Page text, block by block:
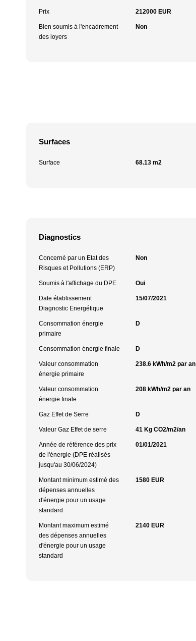
Prix 212000 EUR
Bien soumis à l'encadrement
des loyers
Non
Surfaces
Surface 68.13 m2
Diagnostics
Concerné par un Etat des
Risques et Pollutions (ERP)
Non
Soumis à l'affichage du DPE Oui
Date établissement
Diagnostic Energétique
15/07/2021
Consommation énergie
primaire
D
Consommation énergie finale D
Valeur consommation
énergie primaire
238.6 kWh/m2 par an
Valeur consommation
énergie finale
208 kWh/m2 par an
Gaz Effet de Serre D
Valeur Gaz Effet de serre 41 Kg CO2/m2/an
Année de référence des prix
de l'énergie (DPE réalisés
jusqu'au 30/06/2024)
01/01/2021
Montant minimum estimé des
dépenses annuelles
d'énergie pour un usage
standard
1580 EUR
Montant maximum estimé
des dépenses annuelles
d'énergie pour un usage
standard
2140 EUR